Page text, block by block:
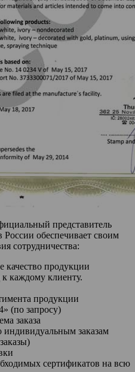
представитель
обеспечивает своим
сотрудничества:
качество продукции
каждому клиенту.
продукции
(по запросу)
заказа
индивидуальным заказам
сертификатов на всю